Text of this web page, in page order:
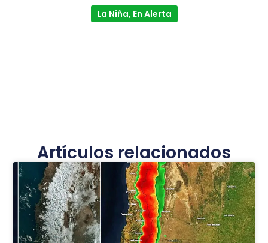
La Niña, En Alerta
Artículos relacionados